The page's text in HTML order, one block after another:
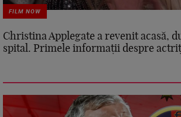
FILM NOW
Christina Applegate a revenit acasă,
spital. Primele informații despre